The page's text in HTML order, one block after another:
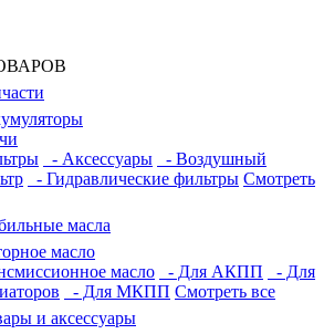
- Аксессуары
- Воздушный
- Гидравлические фильтры Смотреть
масла
масло
масло
- Для АКПП
- Для
- Для МКПП Смотреть все
и аксессуары